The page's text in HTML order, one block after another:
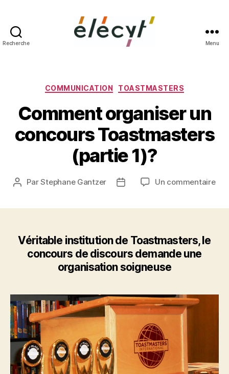
Recherche Menu
Catégories
COMMUNICATION TOASTMASTERS
Comment organiser un
concours Toastmasters
(partie 1)?
Auteur
ParStephane Gantzer
Date
Un commentairesur
Véritable institution de Toastmasters, le
concours de discours demande une
organisation soigneuse